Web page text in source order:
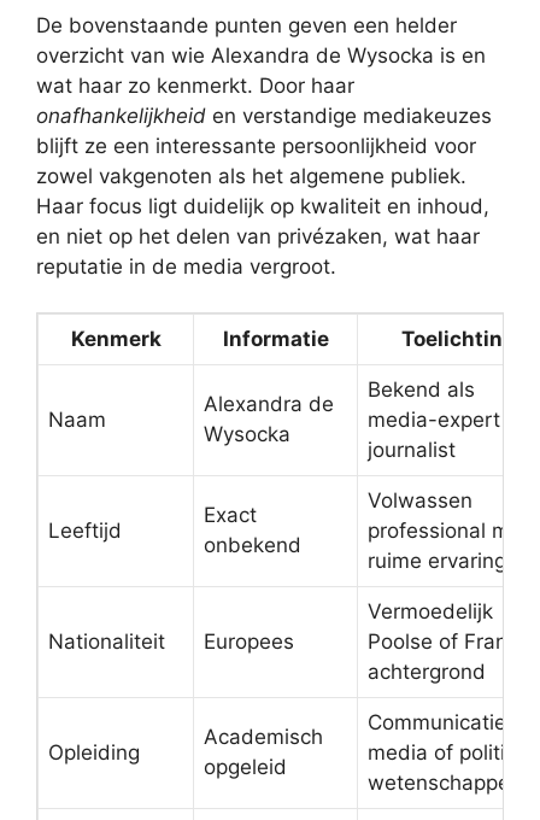
De bovenstaande punten geven een helder
overzicht van wie Alexandra de Wysocka is en
wat haar zo kenmerkt. Door haar
onafhankelijkheid en verstandige mediakeuzes
blijft ze een interessante persoonlijkheid voor
zowel vakgenoten als het algemene publiek.
Haar focus ligt duidelijk op kwaliteit en inhoud,
en niet op het delen van privézaken, wat haar
reputatie in de media vergroot.
Kenmerk Informatie Toelichting
Naam
Alexandra de
Wysocka
Bekend als
media-expert en
journalist
Leeftijd
Exact
onbekend
Volwassen
professional met
ruime ervaring
Nationaliteit Europees
Vermoedelijk
Poolse of Franse
achtergrond
Opleiding
Academisch
opgeleid
Communicatie,
media of politieke
wetenschappen